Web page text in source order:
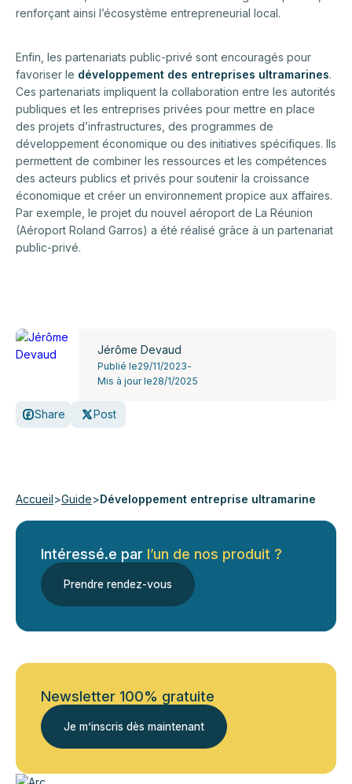
renforçant ainsi l’écosystème entrepreneurial local.
Enfin, les partenariats public-privé sont encouragés pour
favoriser le développement des entreprises ultramarines.
Ces partenariats impliquent la collaboration entre les autorités
publiques et les entreprises privées pour mettre en place
des projets d’infrastructures, des programmes de
développement économique ou des initiatives spécifiques. Ils
permettent de combiner les ressources et les compétences
des acteurs publics et privés pour soutenir la croissance
économique et créer un environnement propice aux affaires.
Par exemple, le projet du nouvel aéroport de La Réunion
(Aéroport Roland Garros) a été réalisé grâce à un partenariat
public-privé.
Jérôme Devaud
Publié le29/11/2023-
Mis à jour le28/1/2025
Share Post
Accueil>Guide>Développement entreprise ultramarine
Intéressé.e par l’un de nos produit ?
Prendre rendez-vous
Newsletter 100% gratuite
Je m’inscris dès maintenant